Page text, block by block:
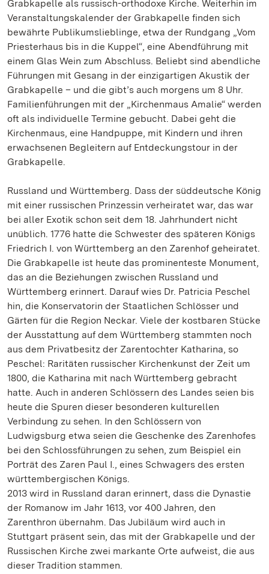
Grabkapelle als russisch-orthodoxe Kirche. Weiterhin im
Veranstaltungskalender der Grabkapelle finden sich
bewährte Publikumslieblinge, etwa der Rundgang „Vom
Priesterhaus bis in die Kuppel“, eine Abendführung mit
einem Glas Wein zum Abschluss. Beliebt sind abendliche
Führungen mit Gesang in der einzigartigen Akustik der
Grabkapelle – und die gibt’s auch morgens um 8 Uhr.
Familienführungen mit der „Kirchenmaus Amalie“ werden
oft als individuelle Termine gebucht. Dabei geht die
Kirchenmaus, eine Handpuppe, mit Kindern und ihren
erwachsenen Begleitern auf Entdeckungstour in der
Grabkapelle.
Russland und Württemberg. Dass der süddeutsche König
mit einer russischen Prinzessin verheiratet war, das war
bei aller Exotik schon seit dem 18. Jahrhundert nicht
unüblich. 1776 hatte die Schwester des späteren Königs
Friedrich I. von Württemberg an den Zarenhof geheiratet.
Die Grabkapelle ist heute das prominenteste Monument,
das an die Beziehungen zwischen Russland und
Württemberg erinnert. Darauf wies Dr. Patricia Peschel
hin, die Konservatorin der Staatlichen Schlösser und
Gärten für die Region Neckar. Viele der kostbaren Stücke
der Ausstattung auf dem Württemberg stammten noch
aus dem Privatbesitz der Zarentochter Katharina, so
Peschel: Raritäten russischer Kirchenkunst der Zeit um
1800, die Katharina mit nach Württemberg gebracht
hatte. Auch in anderen Schlössern des Landes seien bis
heute die Spuren dieser besonderen kulturellen
Verbindung zu sehen. In den Schlössern von
Ludwigsburg etwa seien die Geschenke des Zarenhofes
bei den Schlossführungen zu sehen, zum Beispiel ein
Porträt des Zaren Paul I., eines Schwagers des ersten
württembergischen Königs.
2013 wird in Russland daran erinnert, dass die Dynastie
der Romanow im Jahr 1613, vor 400 Jahren, den
Zarenthron übernahm. Das Jubiläum wird auch in
Stuttgart präsent sein, das mit der Grabkapelle und der
Russischen Kirche zwei markante Orte aufweist, die aus
dieser Tradition stammen.